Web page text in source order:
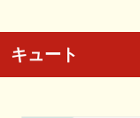
キュート